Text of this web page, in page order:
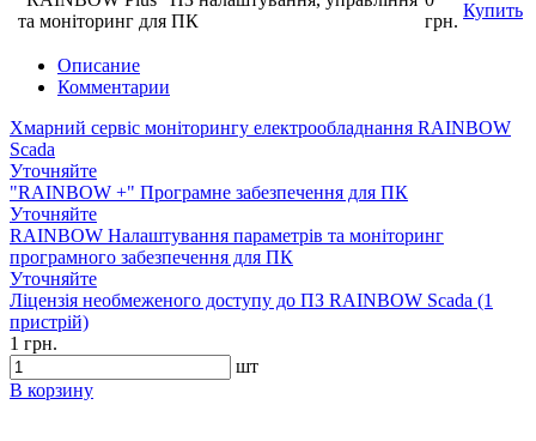
та моніторинг для ПК
грн.
Купить
Описание
Комментарии
Хмарний сервіс моніторингу електрообладнання RAINBOW
Scada
Уточняйте
"RAINBOW +" Програмне забезпечення для ПК
Уточняйте
RAINBOW Налаштування параметрів та моніторинг
програмного забезпечення для ПК
Уточняйте
Ліцензія необмеженого доступу до ПЗ RAINBOW Scada (1
пристрій)
1 грн.
шт
В корзину